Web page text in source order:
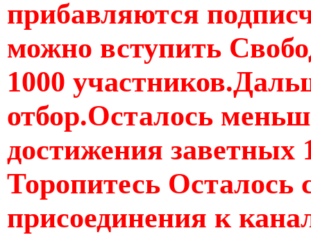
прибавляются
можно вступить
1000
отбор.Осталось
достижения заветных
Торопитесь Осталось
присоединения к